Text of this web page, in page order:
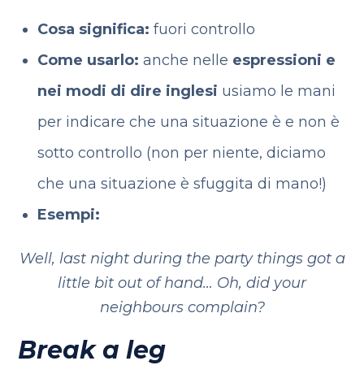
Cosa significa: fuori controllo
Come usarlo: anche nelle espressioni e
nei modi di dire inglesi usiamo le mani
per indicare che una situazione è e non è
sotto controllo (non per niente, diciamo
che una situazione è sfuggita di mano!)
Esempi:
Well, last night during the party things got a
little bit out of hand… Oh, did your
neighbours complain?
Break a leg